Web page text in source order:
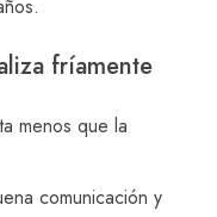
fríamente
menos que la
comunicación y